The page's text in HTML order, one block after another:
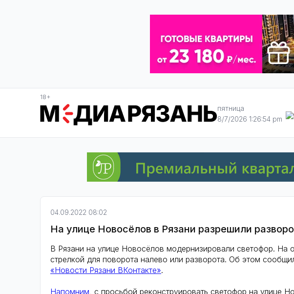
18+
пятница
8/7/2026 1:26:54 pm
04.09.2022 08:02
На улице Новосёлов в Рязани разрешили
В Рязани на улице Новосёлов модернизировали светофор. На
стрелкой для поворота налево или разворота. Об этом
«Новости Рязани ВКонтакте».
Напомним, с просьбой реконструировать светофор на улице